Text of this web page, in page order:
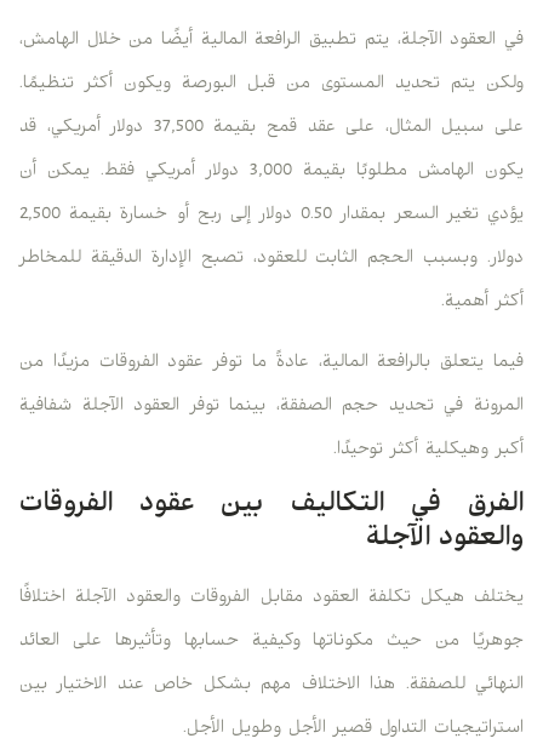
في العقود الآجلة، يتم تطبيق الرافعة المالية أيضًا من خلال الهامش،
ولكن يتم تحديد المستوى من قبل البورصة ويكون أكثر تنظيمًا.
على سبيل المثال، على عقد قمح بقيمة 37,500 دولار أمريكي، قد
يكون الهامش مطلوبًا بقيمة 3,000 دولار أمريكي فقط. يمكن أن
يؤدي تغير السعر بمقدار 0.50 دولار إلى ربح أو خسارة بقيمة 2,500
دولار. وبسبب الحجم الثابت للعقود، تصبح الإدارة الدقيقة للمخاطر
أكثر أهمية.
فيما يتعلق بالرافعة المالية، عادةً ما توفر عقود الفروقات مزيدًا من
المرونة في تحديد حجم الصفقة، بينما توفر العقود الآجلة شفافية
أكبر وهيكلية أكثر توحيدًا.
الفرق في التكاليف بين عقود الفروقات
والعقود الآجلة
يختلف هيكل تكلفة العقود مقابل الفروقات والعقود الآجلة اختلافًا
جوهريًا من حيث مكوناتها وكيفية حسابها وتأثيرها على العائد
النهائي للصفقة. هذا الاختلاف مهم بشكل خاص عند الاختيار بين
استراتيجيات التداول قصير الأجل وطويل الأجل.